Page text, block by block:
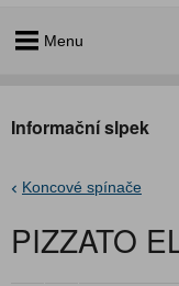
Menu
Informační slpek
Koncové spínače
PIZZATO